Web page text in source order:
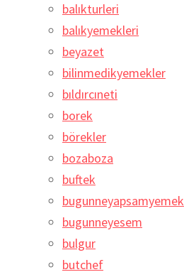
balıkturleri
balıkyemekleri
beyazet
bilinmedikyemekler
bıldırcıneti
borek
börekler
bozaboza
buftek
bugunneyapsamyemek
bugunneyesem
bulgur
butchef